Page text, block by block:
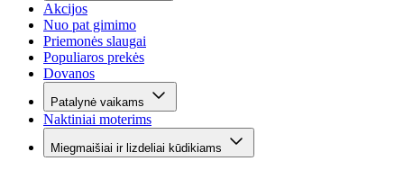
Akcijos
Nuo pat gimimo
Priemonės slaugai
Populiaros prekės
Dovanos
Patalynė vaikams
Naktiniai moterims
Miegmaišiai ir lizdeliai kūdikiams